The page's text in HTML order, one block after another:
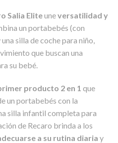
Salia Eliteuneversatilidad y
un portabebés (con
silla de coche para niño,
que buscan una
su bebé.
producto 2 en 1 que
un portabebés con la
silla infantil completa para
de Recaro brinda a los
a su rutina diaria y